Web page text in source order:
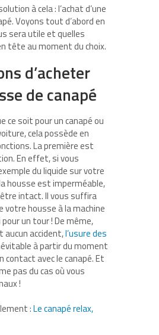
à cela : l’achat d’une
Voyons tout d’abord en
sera utile et quelles
tête au moment du choix.
d’acheter
de canapé
ce soit pour un canapé ou
cela possède en
La première est
En effet, si vous
du liquide sur votre
housse est imperméable,
intact. Il vous suffira
housse à la machine
un tour ! De même,
aucun accident,l’usure des
à partir du moment
contact avec le canapé. Et
pas du cas où vous
!
:Le canapé relax,